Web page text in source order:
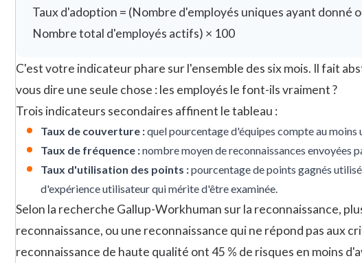
Taux d'adoption = (Nombre d'employés uniques ayant donné
Nombre total d'employés actifs) × 100
C'est votre indicateur phare sur l'ensemble des six mois. Il fait
vous dire une seule chose : les employés le font-ils vraiment ?
Trois indicateurs secondaires affinent le tableau :
Taux de couverture :quel pourcentage d'équipes compte au
Taux de fréquence :nombre moyen de reconnaissances envoyées
Taux d'utilisation des points :pourcentage de points gagnés
d'expérience utilisateur qui mérite d'être examinée.
Selon la recherche Gallup-Workhuman sur la reconnaissance,
reconnaissance, ou une reconnaissance qui ne répond pas aux
reconnaissance de haute qualité ont 45 % de risques en moins